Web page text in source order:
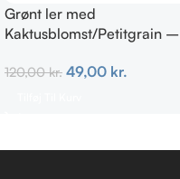
Grønt ler med
Kaktusblomst/Petitgrain –
120,00kr. 49,00 kr.